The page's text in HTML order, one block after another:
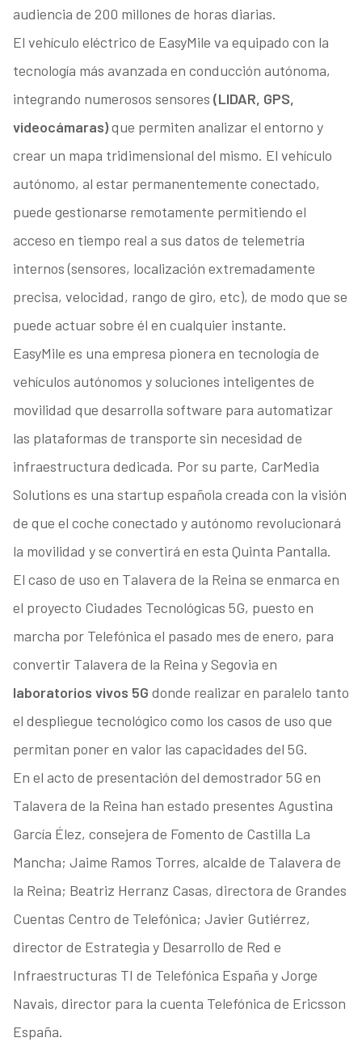
audiencia de 200 millones de horas diarias.
El vehículo eléctrico de EasyMile va equipado con la
tecnología más avanzada en conducción autónoma,
integrando numerosos sensores (LIDAR, GPS,
videocámaras)que permiten analizar el entorno y
crear un mapa tridimensional del mismo. El vehículo
autónomo, al estar permanentemente conectado,
puede gestionarse remotamente permitiendo el
acceso en tiempo real a sus datos de telemetría
internos (sensores, localización extremadamente
precisa, velocidad, rango de giro, etc), de modo que se
puede actuar sobre él en cualquier instante.
EasyMile es una empresa pionera en tecnología de
vehículos autónomos y soluciones inteligentes de
movilidad que desarrolla software para automatizar
las plataformas de transporte sin necesidad de
infraestructura dedicada. Por su parte, CarMedia
Solutions es una startup española creada con la visión
de que el coche conectado y autónomo revolucionará
la movilidad y se convertirá en esta Quinta Pantalla.
El caso de uso en Talavera de la Reina se enmarca en
el proyecto Ciudades Tecnológicas 5G, puesto en
marcha por Telefónica el pasado mes de enero, para
convertir Talavera de la Reina y Segovia en
laboratorios vivos 5G donde realizar en paralelo tanto
el despliegue tecnológico como los casos de uso que
permitan poner en valor las capacidades del 5G.
En el acto de presentación del demostrador 5G en
Talavera de la Reina han estado presentes Agustina
García Élez, consejera de Fomento de Castilla La
Mancha; Jaime Ramos Torres, alcalde de Talavera de
la Reina; Beatriz Herranz Casas, directora de Grandes
Cuentas Centro de Telefónica; Javier Gutiérrez,
director de Estrategia y Desarrollo de Red e
Infraestructuras TI de Telefónica España y Jorge
Navais, director para la cuenta Telefónica de Ericsson
España.